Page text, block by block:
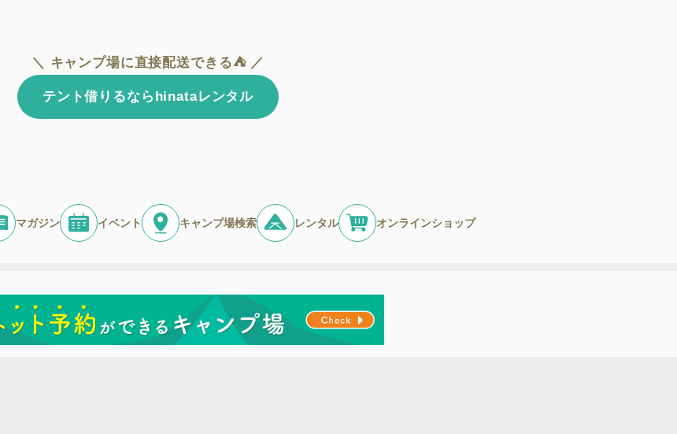
＼ キャンプ場に直接配送できる⛺ ／
テント借りるならhinataレンタル
マガジン イベント キャンプ場検索 レンタル オンラインショップ